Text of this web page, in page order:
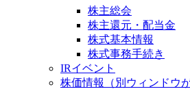
株主総会
株主還元・配当金
株式基本情報
株式事務手続き
IRイベント
株価情報
（別ウィンドウ